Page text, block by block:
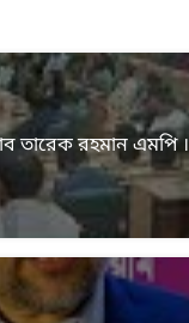
তারেক রহমান এমপি ।